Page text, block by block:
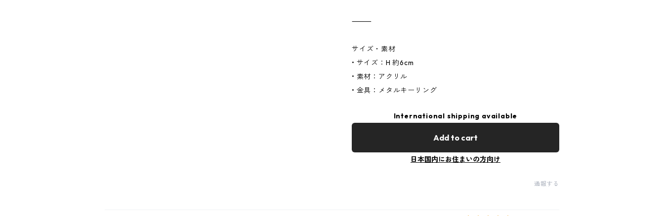
⸻
サイズ・素材
• サイズ：H 約6cm
• 素材：アクリル
• 金具：メタルキーリング
International shipping available
Add to cart
日本国内にお住まいの方向け
通報する